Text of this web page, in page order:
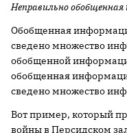
Неправильно
Обобщенная
сведено множество
обобщенной
обобщенная
сведено множество
Вот пример, который
войны в Персидском